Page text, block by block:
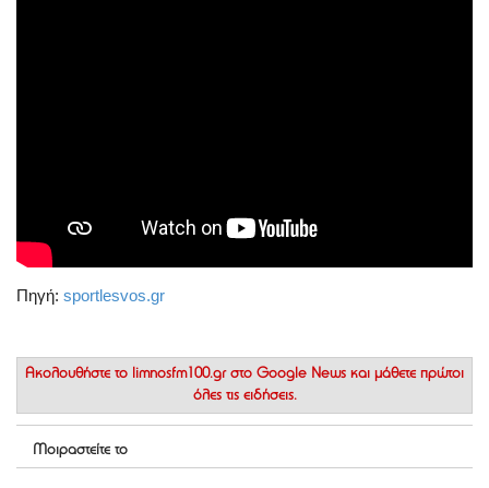
Πηγή: sportlesvos.gr
Ακολουθήστε το limnosfm100.gr στο Google News και μάθετε πρώτοι
όλες τις ειδήσεις.
Μοιραστείτε το